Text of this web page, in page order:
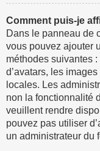
Comment puis-je
Dans le panneau de
vous pouvez ajouter
méthodes suivantes
d’avatars, les
locales. Les
non la fonctionnalité
veuillent rendre
pouvez pas utiliser
un administrateur du